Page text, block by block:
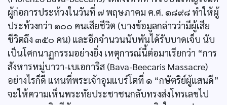
ผู้ก่อการประท้วงในวันที่ ๗ พฤษภาคม ค.ศ. ๑๘๙๘ ทำให้ผู้
ประท้วงกว่า ๑๐๐ คนเสียชีวิต (บางข้อมูลกล่าวว่ามีผู้เสีย
ชีวิตถึง ๓๕๐ คน) และอีกจำนวนนับพันได้รับบาดเจ็บ นับ
เป็นโศกนาฏกรรมอย่างยิ่ง เหตุการณ์นี้ต่อมาเรียกว่า “การ
สังหารหมู่บาวา-เบเอการิส (Bava-Beecaris Massacre)
อย่างไรก็ดี แทนที่พระเจ้าอุมแบร์โตที่ ๑ “กษัตริย์ผู้แสนดี”
จะให้ความเห็นพระทัยประชาชนกลับทรงส่งโทรเลขไป